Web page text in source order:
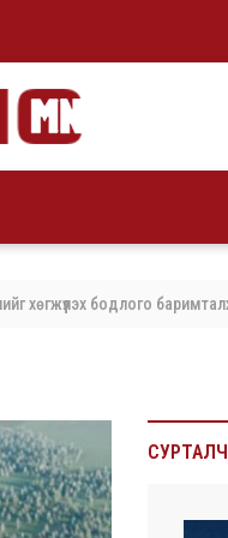
бодлого баримталж байна